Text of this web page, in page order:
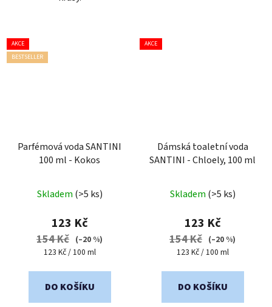
AKCE
BESTSELLER
Parfémová voda SANTINI
100 ml - Kokos
hodnocení
produktu
je
3,8
5
Skladem (>5 ks)
123 Kč
154 Kč (–20 %)
Měrná
123 Kč / 100 ml
DO KOŠÍKU
AKCE
Dámská toaletní voda
SANTINI - Chloely, 100 ml
hodnocení
produktu
je
5,0
5
Skladem (>5 ks)
123 Kč
154 Kč (–20 %)
Měrná
123 Kč / 100 ml
DO KOŠÍKU